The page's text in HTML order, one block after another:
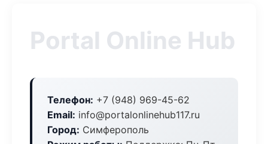
Portal Online Hub
Телефон: +7 (948) 969-45-62
Email: info@portalonlinehub117.ru
Город: Симферополь